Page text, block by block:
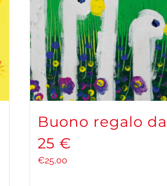
Buono regalo da
25 €
€25,00